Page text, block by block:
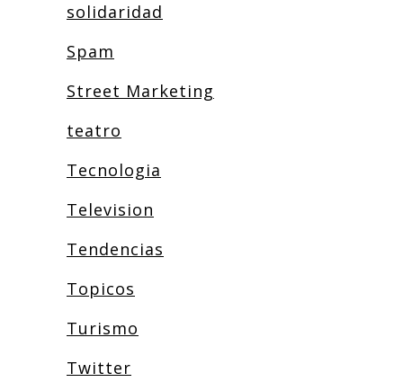
solidaridad
Spam
Street Marketing
teatro
Tecnologia
Television
Tendencias
Topicos
Turismo
Twitter